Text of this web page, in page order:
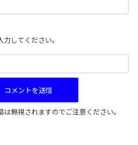
してください。
無視されますのでご注意ください。